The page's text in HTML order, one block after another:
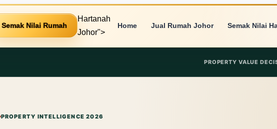
Semak Nilai Rumah
Hartanah
Johor">
Home Jual Rumah Johor Semak Nilai
PROPERTY VALUE
PROPERTY INTELLIGENCE 2026